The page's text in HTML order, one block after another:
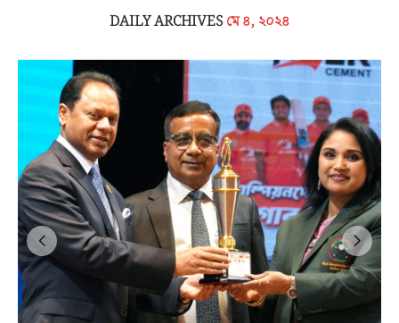
DAILY ARCHIVES মে ৪, ২০২৪